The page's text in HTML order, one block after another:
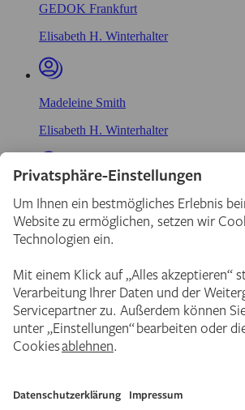
GEDOK Frankfurt
Elisabeth H. Winterhalter
Madeleine Smith
Elisabeth H. Winterhalter
Jeanne Smith
Elisabeth H. Winterhalter
Emma Kopp
Julia Virginia Scheuermann